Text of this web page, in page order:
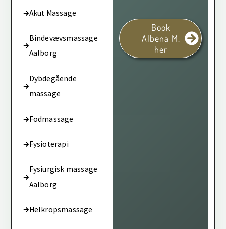
Akut Massage
Bindevævsmassage
Aalborg
Dybdegående
massage
Fodmassage
Fysioterapi
Fysiurgisk massage
Aalborg
Helkropsmassage
Book
Albena M.
her